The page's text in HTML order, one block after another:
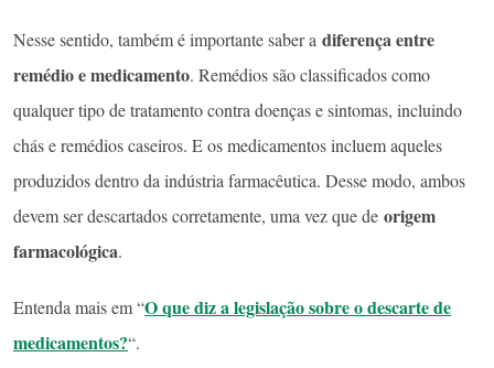
Nesse sentido, também é importante saber a diferença entre
remédio e medicamento. Remédios são classificados como
qualquer tipo de tratamento contra doenças e sintomas, incluindo
chás e remédios caseiros. E os medicamentos incluem aqueles
produzidos dentro da indústria farmacêutica. Desse modo, ambos
devem ser descartados corretamente, uma vez que de origem
farmacológica.
Entenda mais em “O que diz a legislação sobre o descarte de
medicamentos?“.